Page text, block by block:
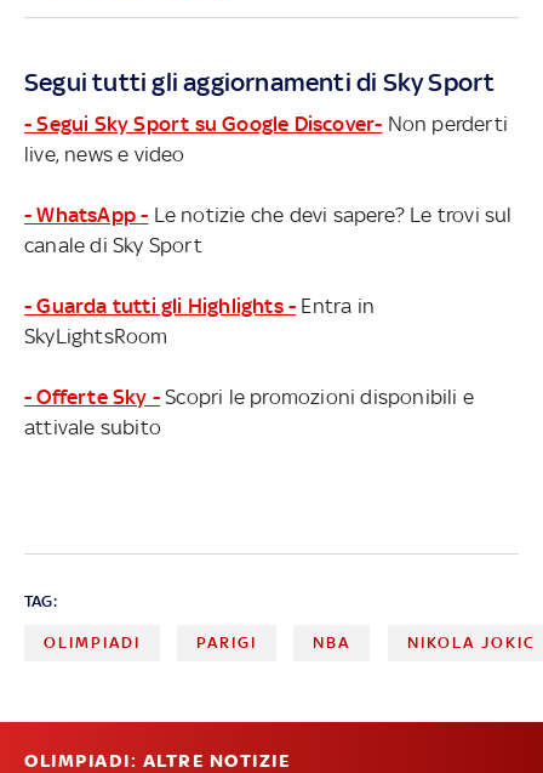
Segui tutti gli aggiornamenti di Sky Sport
- Segui Sky Sport su Google Discover- Non perderti
live, news e video
- WhatsApp - Le notizie che devi sapere? Le trovi sul
canale di Sky Sport
- Guarda tutti gli Highlights - Entra in
SkyLightsRoom
- Offerte Sky - Scopri le promozioni disponibili e
attivale subito
TAG:
OLIMPIADI PARIGI NBA NIKOLA JOKIC
OLIMPIADI: ALTRE NOTIZIE